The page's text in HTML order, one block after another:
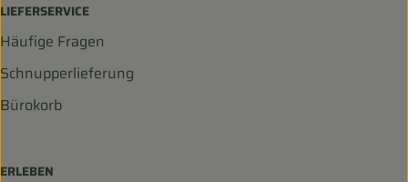
LIEFERSERVICE
Häufige Fragen
Schnupperlieferung
Bürokorb
ERLEBEN